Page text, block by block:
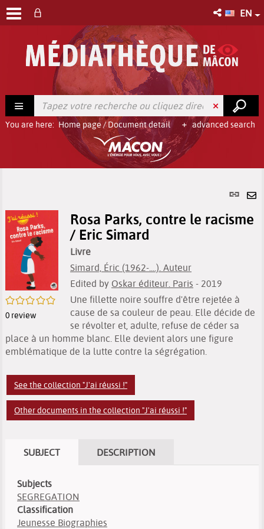
EN
advanced search
You are here: Home page/Document detail
link
by
/5
0 review
Rosa Parks, contre le racisme
/ Eric Simard
Livre
Simard, Éric (1962-....). Auteur
Edited by Oskar éditeur. Paris - 2019
Une fillette noire souffre d'être rejetée à
cause de sa couleur de peau. Elle décide de
se révolter et, adulte, refuse de céder sa
place à un homme blanc. Elle devient alors une figure
emblématique de la lutte contre la ségrégation.
See the collection "J'ai réussi !"
Other documents in the collection "J'ai réussi !"
SUBJECT DESCRIPTION
Subjects
SEGREGATION
Classification
Jeunesse Biographies